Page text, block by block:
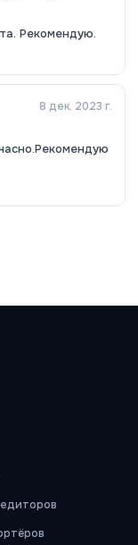
Рекомендую.
8 дек. 2023 г.